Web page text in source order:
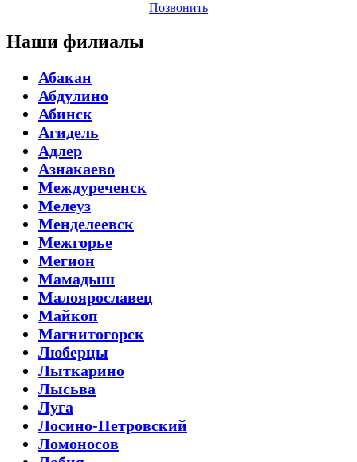
Позвонить
Наши филиалы
Абакан
Абдулино
Абинск
Агидель
Адлер
Азнакаево
Междуреченск
Мелеуз
Менделеевск
Межгорье
Мегион
Мамадыш
Малоярославец
Майкоп
Магнитогорск
Люберцы
Лыткарино
Лысьва
Луга
Лосино-Петровский
Ломоносов